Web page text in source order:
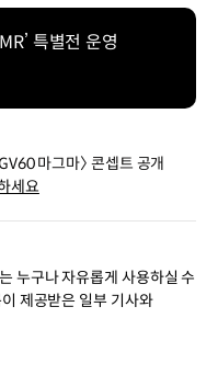
특별전 운영
마그마〉 콘셉트 공개
세요
누구나 자유롭게 사용하실 수
제공받은 일부 기사와